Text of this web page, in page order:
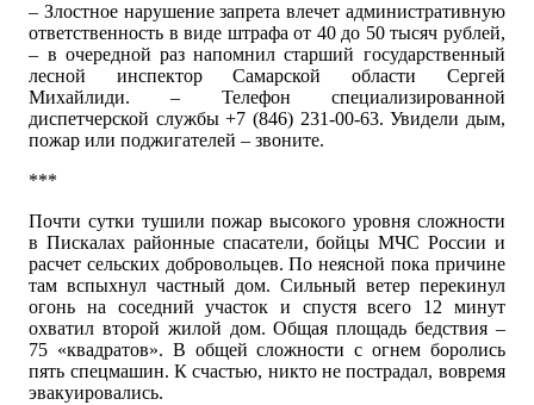
– Злостное нарушение запрета влечет административную
ответственность в виде штрафа от 40 до 50 тысяч рублей,
– в очередной раз напомнил старший государственный
лесной инспектор Самарской области Сергей
Михайлиди. – Телефон специализированной
диспетчерской службы +7 (846) 231-00-63. Увидели дым,
пожар или поджигателей – звоните.
***
Почти сутки тушили пожар высокого уровня сложности
в Пискалах районные спасатели, бойцы МЧС России и
расчет сельских добровольцев. По неясной пока причине
там вспыхнул частный дом. Сильный ветер перекинул
огонь на соседний участок и спустя всего 12 минут
охватил второй жилой дом. Общая площадь бедствия –
75 «квадратов». В общей сложности с огнем боролись
пять спецмашин. К счастью, никто не пострадал, вовремя
эвакуировались.